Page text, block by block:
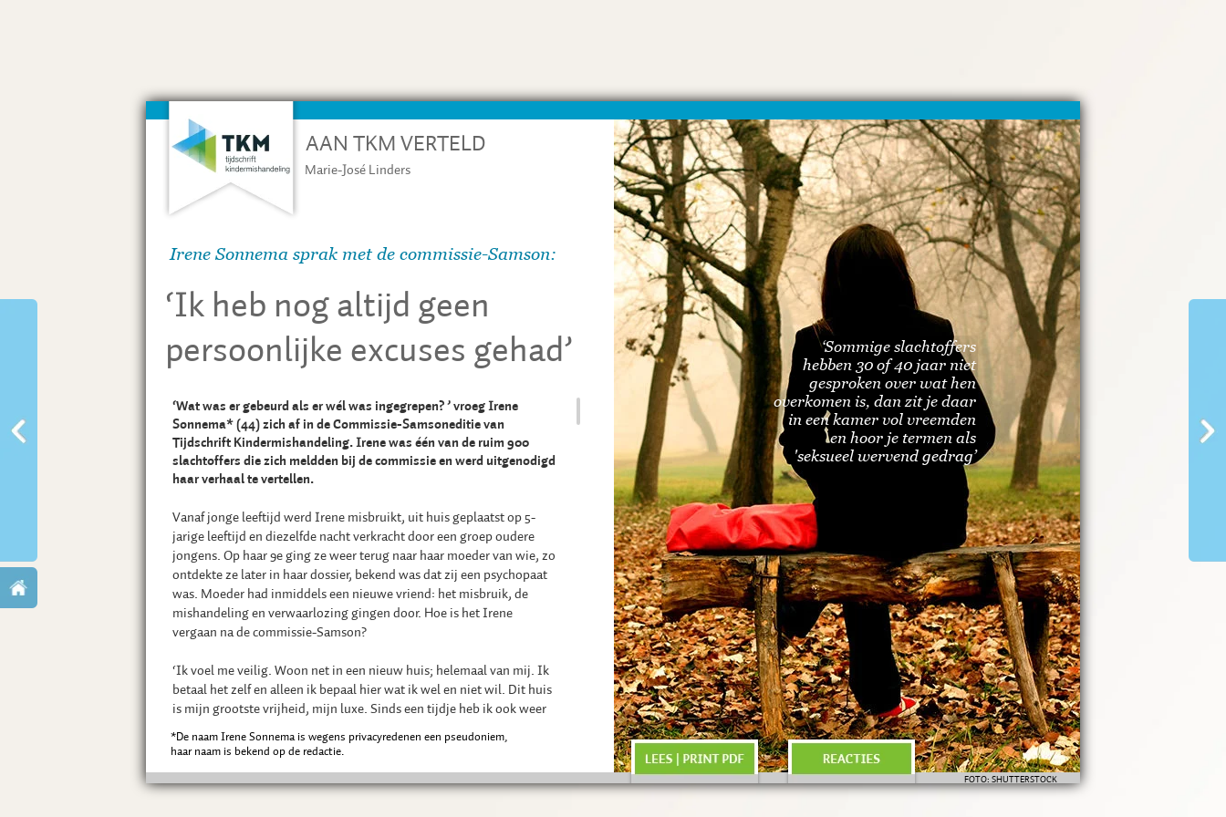
*De naam Irene Sonnema is wegens privacyredenen een pseudoniem,
haar naam is bekend op de redactie.
Irene Sonnema sprak met de commissie-Samson:
‘Wat was er gebeurd als er wél was ingegrepen?’vroeg Irene
Sonnema* (44) zich af in de Commissie-Samsoneditie van
Tijdschrift Kindermishandeling. Irene was één van de ruim 900
slachtoffers die zich meldden bij de commissie en werd uitgenodigd
haar verhaal te vertellen.
Vanaf jonge leeftijd werd Irene misbruikt, uit huis geplaatst op 5-
jarige leeftijd en diezelfde nacht verkracht door een groep oudere
jongens. Op haar 9e ging ze weer terug naar haar moeder van wie, zo
ontdekte ze later in haar dossier, bekend was dat zij een psychopaat
was. Moeder had inmiddels een nieuwe vriend: het misbruik, de
mishandeling en verwaarlozing gingen door. Hoe is het Irene
vergaan na de commissie-Samson?
‘Ik voel me veilig. Woon net in een nieuw huis; helemaal van mij. Ik
betaal het zelf en alleen ik bepaal hier wat ik wel en niet wil. Dit huis
is mijn grootste vrijheid, mijn luxe. Sinds een tijdje heb ik ook weer
dossier las ik dat mijn vader om een bezoekregeling vroeg, voor ons
ontheven. Ik moest met de grootste zorg behandeld worden, werd
‘Ik heb nog altijd geen
persoonlijke excuses gehad’
AAN TKM VERTELD
Marie-José Linders
FOTO: SHUTTERSTOCK
‘Sommige slachtoffers
hebben 30 of 40 jaar niet
gesproken over wat hen
overkomen is, dan zit je daar
in een kamer vol vreemden
en hoor je termen als
'seksueel wervend gedrag’